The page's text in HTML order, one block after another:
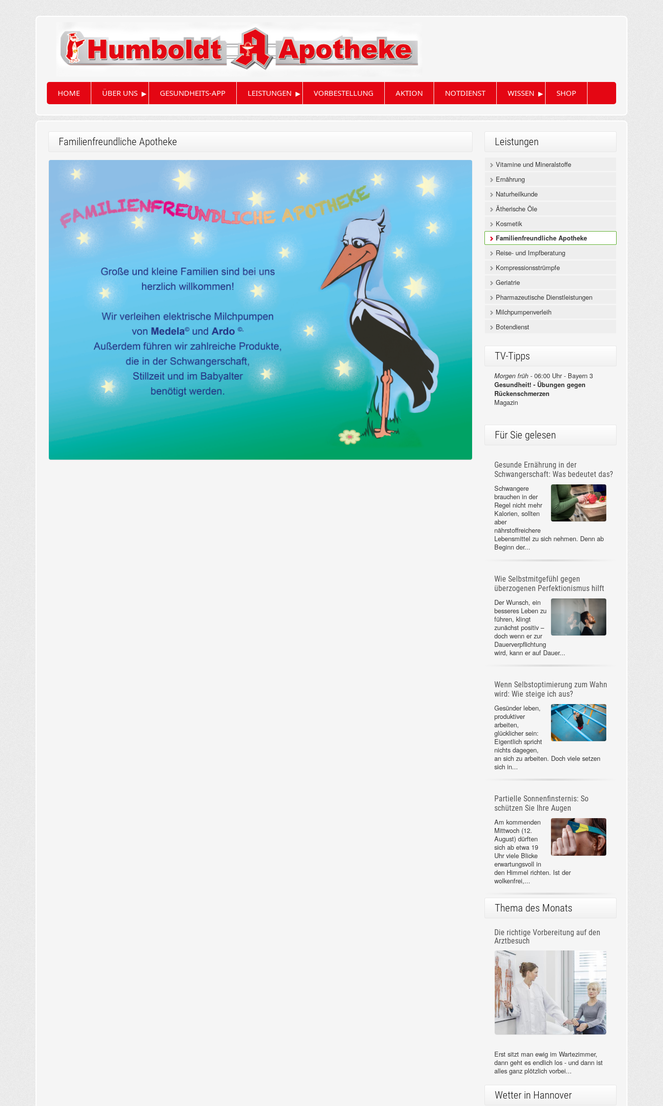
HOME ÜBER UNS ▸ GESUNDHEITS-APP LEISTUNGEN ▸ VORBESTELLUNG AKTION NOTDIENST WISSEN ▸ SHOP
Familienfreundliche Apotheke Leistungen
Vitamine und Mineralstoffe
Ernährung
Naturheilkunde
Ätherische Öle
Kosmetik
Familienfreundliche Apotheke
Reise- und Impfberatung
Kompressionsstrümpfe
Geriatrie
Pharmazeutische Dienstleistungen
Milchpumpenverleih
Botendienst
TV-Tipps
Morgen früh -06:00 Uhr - Bayern 3
Gesundheit! - Übungen gegen
Rückenschmerzen
Magazin
Für Sie gelesen
Gesunde Ernährung in der
Schwangerschaft: Was bedeutet das?
Schwangere
brauchen in der
Regel nicht mehr
Kalorien, sollten
aber
nährstoffreichere
Lebensmittel zu sich nehmen. Denn ab
Beginn der...
Wie Selbstmitgefühl gegen
überzogenen Perfektionismus hilft
Der Wunsch, ein
besseres Leben zu
führen, klingt
zunächst positiv –
doch wenn er zur
Dauerverpflichtung
wird, kann er auf Dauer...
Wenn Selbstoptimierung zum Wahn
wird: Wie steige ich aus?
Gesünder leben,
produktiver
arbeiten,
glücklicher sein:
Eigentlich spricht
nichts dagegen,
an sich zu arbeiten. Doch viele setzen
sich in...
Partielle Sonnenfinsternis: So
schützen Sie Ihre Augen
Am kommenden
Mittwoch (12.
August) dürften
sich ab etwa 19
Uhr viele Blicke
erwartungsvoll in
den Himmel richten. Ist der
wolkenfrei,...
Thema des Monats
Die richtige Vorbereitung auf den
Arztbesuch
Erst sitzt man ewig im Wartezimmer,
dann geht es endlich los - und dann ist
alles ganz plötzlich vorbei...
Wetter in Hannover